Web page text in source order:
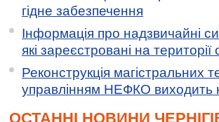
гідне забезпечення
Інформація про надзвичайні
які зареєстровані на
Реконструкція магістральних
управлінням НЕФКО виходить
ОСТАННІ НОВИНИ